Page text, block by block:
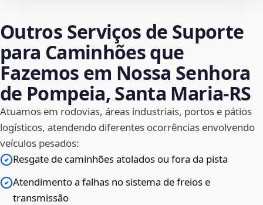
Outros Serviços de Suporte
para Caminhões que
Fazemos em Nossa Senhora
de Pompeia, Santa Maria‑RS
Atuamos em rodovias, áreas industriais, portos e pátios
logísticos, atendendo diferentes ocorrências envolvendo
veículos pesados:
Resgate de caminhões atolados ou fora da pista
Atendimento a falhas no sistema de freios e
transmissão